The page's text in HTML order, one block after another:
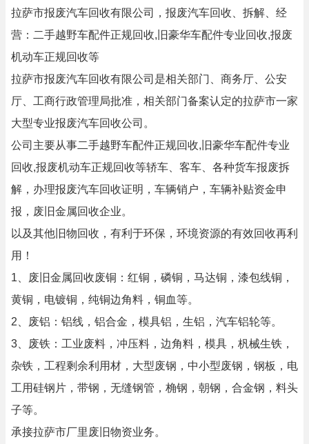
拉萨市报废汽车回收有限公司，报废汽车回收、拆解、经
营：二手越野车配件正规回收,旧豪华车配件专业回收,报废
机动车正规回收等
拉萨市报废汽车回收有限公司是相关部门、商务厅、公安
厅、工商行政管理局批准，相关部门备案认定的拉萨市一家
大型专业报废汽车回收公司。
公司主要从事二手越野车配件正规回收,旧豪华车配件专业
回收,报废机动车正规回收等轿车、客车、各种货车报废拆
解，办理报废汽车回收证明，车辆销户，车辆补贴资金申
报，废旧金属回收企业。
以及其他旧物回收，有利于环保，环境资源的有效回收再利
用！
1、废旧金属回收废铜：红铜，磷铜，马达铜，漆包线铜，
黄铜，电镀铜，纯铜边角料，铜血等。
2、废铝：铝线，铝合金，模具铝，生铝，汽车铝轮等。
3、废铁：工业废料，冲压料，边角料，模具，杋械生铁，
杂铁，工程剩余利用材，大型废钢，中小型废钢，钢板，电
工用硅钢片，带钢，无缝钢管，桷钢，朝钢，合金钢，料头
子等。
承接拉萨市厂里废旧物资业务。